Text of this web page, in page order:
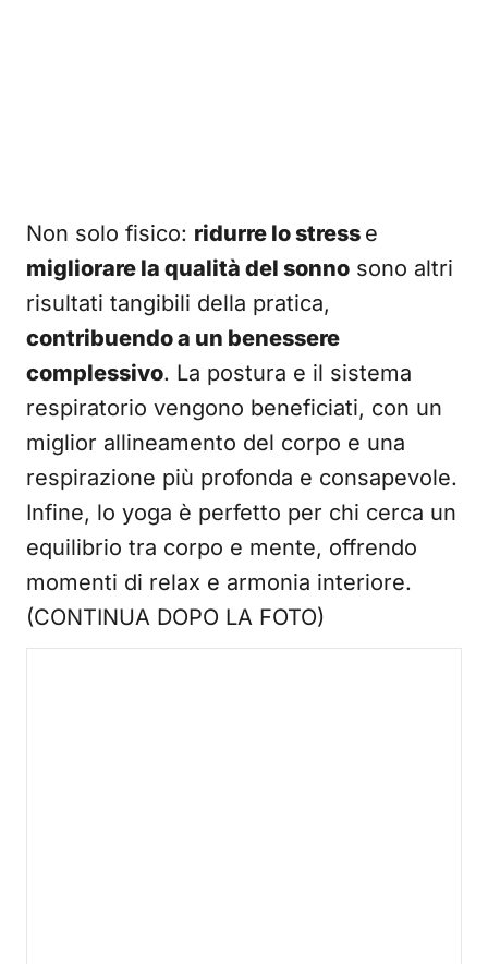
Non solo fisico: ridurre lo stress e
migliorare la qualità del sonno sono altri
risultati tangibili della pratica,
contribuendo a un benessere
complessivo. La postura e il sistema
respiratorio vengono beneficiati, con un
miglior allineamento del corpo e una
respirazione più profonda e consapevole.
Infine, lo yoga è perfetto per chi cerca un
equilibrio tra corpo e mente, offrendo
momenti di relax e armonia interiore.
(CONTINUA DOPO LA FOTO)